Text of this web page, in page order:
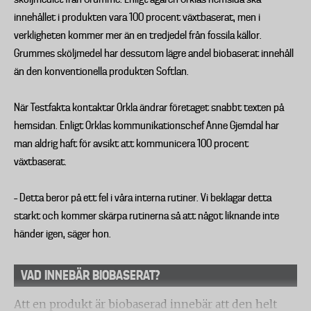
innehållet i produkten vara 100 procent växtbaserat, men i
verkligheten kommer mer än en tredjedel från fossila källor.
Grummes sköljmedel har dessutom lägre andel biobaserat innehåll
än den konventionella produkten Softlan.
När Testfakta kontaktar Orkla ändrar företaget snabbt texten på
hemsidan. Enligt Orklas kommunikationschef Anne Gjemdal har
man aldrig haft för avsikt att kommunicera 100 procent
växtbaserat.
– Detta beror på ett fel i våra interna rutiner. Vi beklagar detta
starkt och kommer skärpa rutinerna så att något liknande inte
händer igen, säger hon.
VAD INNEBÄR BIOBASERAT?
Att en produkt är biobaserad innebär att den helt